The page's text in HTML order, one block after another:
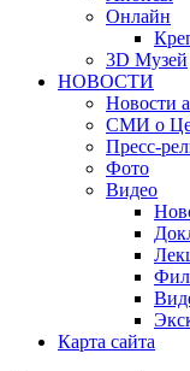
Онлайн
3D Музей
НОВОСТИ
Новости
СМИ о
Пресс-
Фото
Видео
Карта сайта